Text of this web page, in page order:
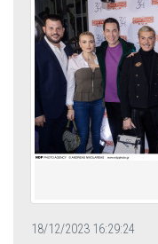
18/12/2023 16:29:24